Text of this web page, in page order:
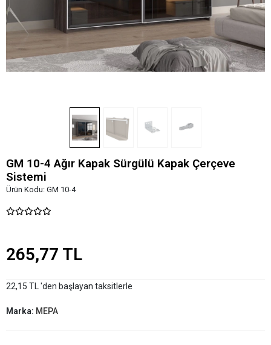
GM 10-4 Ağır Kapak Sürgülü Kapak Çerçeve
Sistemi
Ürün Kodu: GM 10-4
265,77 TL
22,15 TL 'den başlayan taksitlerle
Marka: MEPA